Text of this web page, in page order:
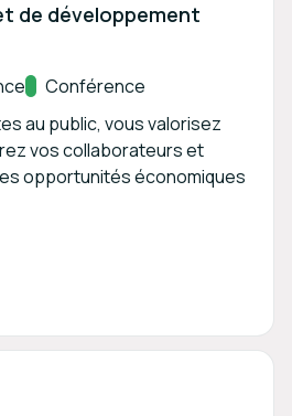
de développement
Track:
Conférence
au public, vous valorisez
vos collaborateurs et
opportunités économiques